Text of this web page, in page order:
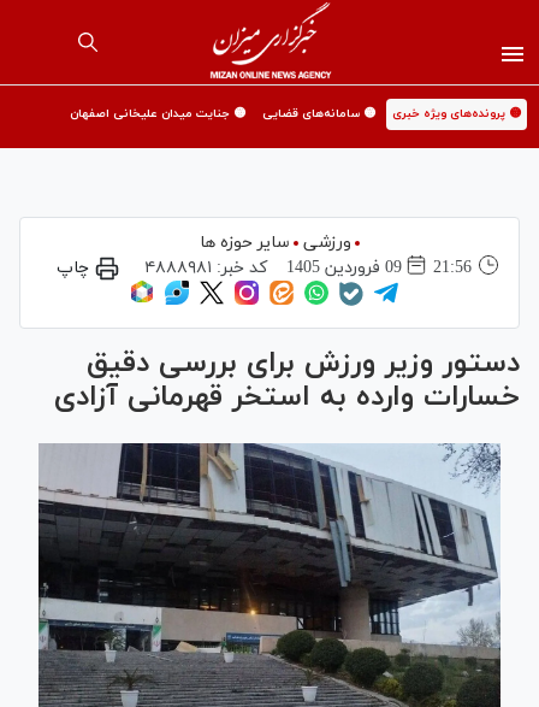
🟡 پرونده‌های ویژه خبری 🟡 سامانه‌های قضایی 🟡 جنایت میدان علیخانی اصفهان
ورزشی
سایر حوزه ها
21:56
09 فروردين 1405 کد خبر: ۴۸۸۸۹۸۱ چاپ
دستور وزیر ورزش برای بررسی دقیق
خسارات وارده به استخر قهرمانی آزادی